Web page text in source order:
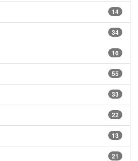
14
34
16
55
33
22
13
21